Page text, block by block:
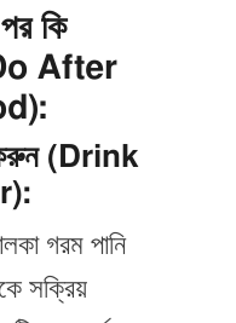
কি
After
করুন (Drink
গরম পানি
সক্রিয়